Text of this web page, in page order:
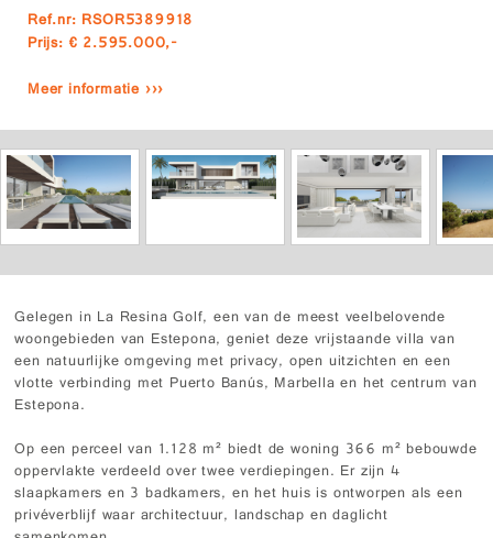
Ref.nr: RSOR5389918
Prijs: € 2.595.000,-
Meer informatie ›››
Gelegen in La Resina Golf, een van de meest veelbelovende
woongebieden van Estepona, geniet deze vrijstaande villa van
een natuurlijke omgeving met privacy, open uitzichten en een
vlotte verbinding met Puerto Banús, Marbella en het centrum van
Estepona.
Op een perceel van 1.128 m² biedt de woning 366 m² bebouwde
oppervlakte verdeeld over twee verdiepingen. Er zijn 4
slaapkamers en 3 badkamers, en het huis is ontworpen als een
privéverblijf waar architectuur, landschap en daglicht